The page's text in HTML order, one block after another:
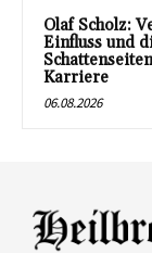
Olaf Scholz:
Einfluss und
Karriere
06.08.2026